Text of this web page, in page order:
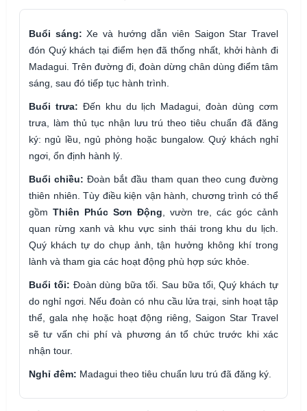
Buổi sáng: Xe và hướng dẫn viên Saigon Star Travel
đón Quý khách tại điểm hẹn đã thống nhất, khởi hành đi
Madagui. Trên đường đi, đoàn dừng chân dùng điểm tâm
sáng, sau đó tiếp tục hành trình.
Buổi trưa: Đến khu du lịch Madagui, đoàn dùng cơm
trưa, làm thủ tục nhận lưu trú theo tiêu chuẩn đã đăng
ký: ngủ lều, ngủ phòng hoặc bungalow. Quý khách nghỉ
ngơi, ổn định hành lý.
Buổi chiều: Đoàn bắt đầu tham quan theo cung đường
thiên nhiên. Tùy điều kiện vận hành, chương trình có thể
gồm Thiên Phúc Sơn Động , vườn tre, các góc cảnh
quan rừng xanh và khu vực sinh thái trong khu du lịch.
Quý khách tự do chụp ảnh, tận hưởng không khí trong
lành và tham gia các hoạt động phù hợp sức khỏe.
Buổi tối: Đoàn dùng bữa tối. Sau bữa tối, Quý khách tự
do nghỉ ngơi. Nếu đoàn có nhu cầu lửa trại, sinh hoạt tập
thể, gala nhẹ hoặc hoạt động riêng, Saigon Star Travel
sẽ tư vấn chi phí và phương án tổ chức trước khi xác
nhận tour.
Nghỉ đêm: Madagui theo tiêu chuẩn lưu trú đã đăng ký.